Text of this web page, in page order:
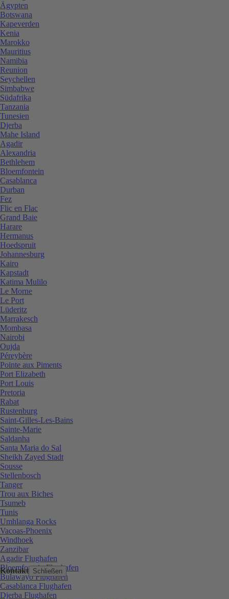
Kontakt Schließen
Ägypten
Botswana
Kapeverden
Kenia
Marokko
Mauritius
Namibia
Reunion
Seychellen
Simbabwe
Südafrika
Tanzania
Tunesien
Djerba
Mahe Island
Agadir
Alexandria
Bethlehem
Bloemfontein
Casablanca
Durban
Fez
Flic en Flac
Grand Baie
Harare
Hermanus
Hoedspruit
Johannesburg
Kairo
Kapstadt
Katima Mulilo
Le Morne
Le Port
Lüderitz
Marrakesch
Mombasa
Nairobi
Oujda
Péreybère
Pointe aux Piments
Port Elizabeth
Port Louis
Pretoria
Rabat
Rustenburg
Saint-Gilles-Les-Bains
Sainte-Marie
Saldanha
Santa Maria do Sal
Sheikh Zayed Stadt
Sousse
Stellenbosch
Tanger
Trou aux Biches
Tsumeb
Tunis
Umhlanga Rocks
Vacoas-Phoenix
Windhoek
Zanzibar
Agadir Flughafen
Bloemfontein Flughafen
Bulawayo Flughafen
Casablanca Flughafen
Djerba Flughafen